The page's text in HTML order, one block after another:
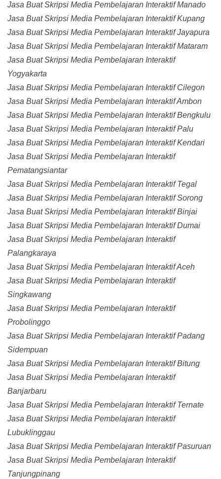
Jasa Buat Skripsi Media Pembelajaran Interaktif Manado
Jasa Buat Skripsi Media Pembelajaran Interaktif Kupang
Jasa Buat Skripsi Media Pembelajaran Interaktif Jayapura
Jasa Buat Skripsi Media Pembelajaran Interaktif Mataram
Jasa Buat Skripsi Media Pembelajaran Interaktif
Yogyakarta
Jasa Buat Skripsi Media Pembelajaran Interaktif Cilegon
Jasa Buat Skripsi Media Pembelajaran Interaktif Ambon
Jasa Buat Skripsi Media Pembelajaran Interaktif Bengkulu
Jasa Buat Skripsi Media Pembelajaran Interaktif Palu
Jasa Buat Skripsi Media Pembelajaran Interaktif Kendari
Jasa Buat Skripsi Media Pembelajaran Interaktif
Pematangsiantar
Jasa Buat Skripsi Media Pembelajaran Interaktif Tegal
Jasa Buat Skripsi Media Pembelajaran Interaktif Sorong
Jasa Buat Skripsi Media Pembelajaran Interaktif Binjai
Jasa Buat Skripsi Media Pembelajaran Interaktif Dumai
Jasa Buat Skripsi Media Pembelajaran Interaktif
Palangkaraya
Jasa Buat Skripsi Media Pembelajaran Interaktif Aceh
Jasa Buat Skripsi Media Pembelajaran Interaktif
Singkawang
Jasa Buat Skripsi Media Pembelajaran Interaktif
Probolinggo
Jasa Buat Skripsi Media Pembelajaran Interaktif Padang
Sidempuan
Jasa Buat Skripsi Media Pembelajaran Interaktif Bitung
Jasa Buat Skripsi Media Pembelajaran Interaktif
Banjarbaru
Jasa Buat Skripsi Media Pembelajaran Interaktif Ternate
Jasa Buat Skripsi Media Pembelajaran Interaktif
Lubuklinggau
Jasa Buat Skripsi Media Pembelajaran Interaktif Pasuruan
Jasa Buat Skripsi Media Pembelajaran Interaktif
Tanjungpinang